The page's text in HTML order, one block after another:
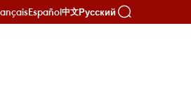
Español中文Русский